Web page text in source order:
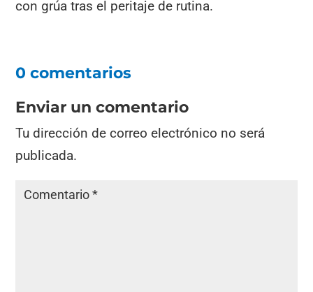
con grúa tras el peritaje de rutina.
0 comentarios
Enviar un comentario
Tu dirección de correo electrónico no será
publicada.